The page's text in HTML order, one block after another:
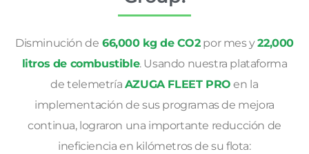
Disminución de 66,000 kg de CO2por mes y22,000
litros de combustible. Usando nuestra plataforma
de telemetría AZUGA FLEET PRO en la
implementación de sus programas de mejora
continua, lograron una importante reducción de
ineficiencia en kilómetros de su flota: